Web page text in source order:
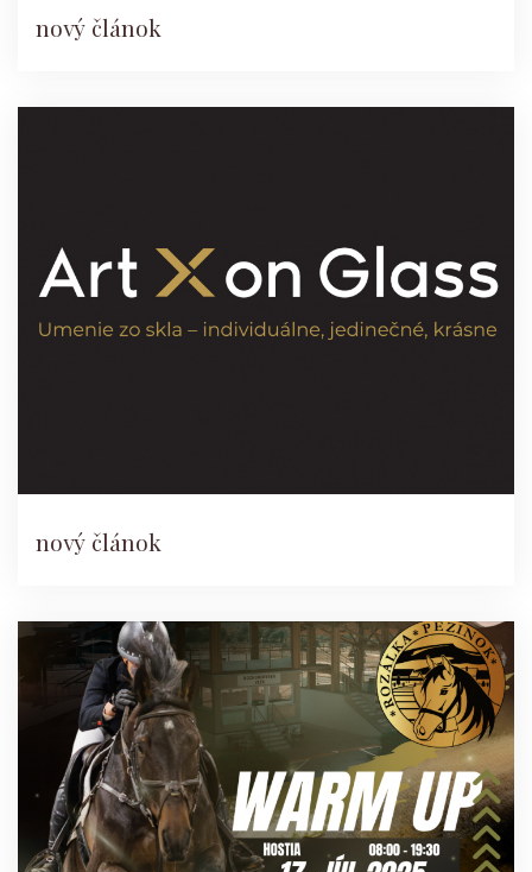
nový článok
nový článok